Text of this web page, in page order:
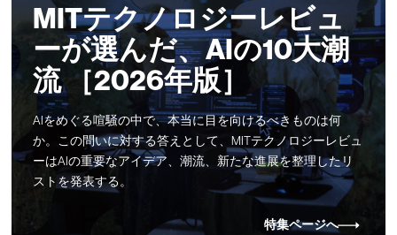
MITテクノロジーレビュ
ーが選んだ、AIの10大潮
流 ［2026年版］
AIをめぐる喧騒の中で、本当に目を向けるべきものは何
か。この問いに対する答えとして、MITテクノロジーレビュ
ーはAIの重要なアイデア、潮流、新たな進展を整理したリ
ストを発表する。
特集ページへ